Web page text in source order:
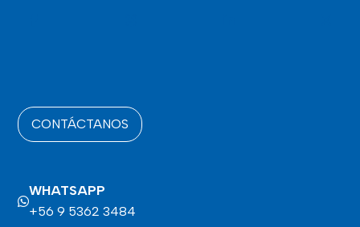
CONTÁCTANOS
WHATSAPP
+56 9 5362 3484